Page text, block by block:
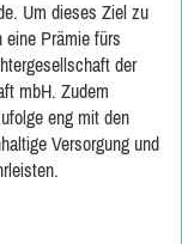
Um dieses Ziel zu
eine Prämie fürs
der
mbH. Zudem
eng mit den
Versorgung und